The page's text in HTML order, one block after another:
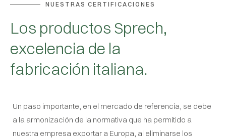
NUESTRAS CERTIFICACIONES
Los productos Sprech,
excelencia de la
fabricación italiana.
Un paso importante, en el mercado de referencia, se debe
a la armonización de la normativa que ha permitido a
nuestra empresa exportar a Europa, al eliminarse los